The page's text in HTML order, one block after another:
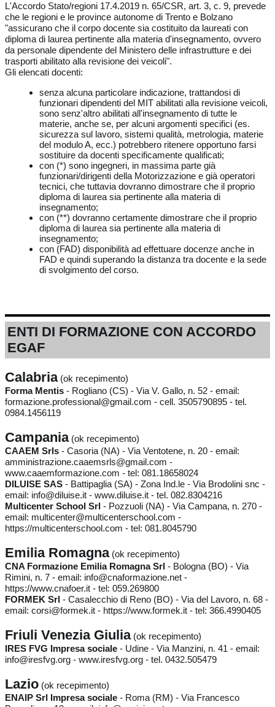
L'Accordo Stato/regioni 17.4.2019 n. 65/CSR, art. 3, c. 9, prevede
che le regioni e le province autonome di Trento e Bolzano
"assicurano che il corpo docente sia costituito da laureati con
diploma di laurea pertinente alla materia d'insegnamento, ovvero
da personale dipendente del Ministero delle infrastrutture e dei
trasporti abilitato alla revisione dei veicoli".
Gli elencati docenti:
senza alcuna particolare indicazione, trattandosi di
funzionari dipendenti del MIT abilitati alla revisione veicoli,
sono senz'altro abilitati all'insegnamento di tutte le
materie, anche se, per alcuni argomenti specifici (es.
sicurezza sul lavoro, sistemi qualità, metrologia, materie
del modulo A, ecc.) potrebbero ritenere opportuno farsi
sostituire da docenti specificamente qualificati;
con (*) sono ingegneri, in massima parte già
funzionari/dirigenti della Motorizzazione e già operatori
tecnici, che tuttavia dovranno dimostrare che il proprio
diploma di laurea sia pertinente alla materia di
insegnamento;
con (**) dovranno certamente dimostrare che il proprio
diploma di laurea sia pertinente alla materia di
insegnamento;
con (FAD) disponibilità ad effettuare docenze anche in
FAD e quindi superando la distanza tra docente e la sede
di svolgimento del corso.
ENTI DI FORMAZIONE CON ACCORDO
EGAF
Calabria(ok recepimento)
Forma Mentis - Rogliano (CS) - Via V. Gallo, n. 52 - email:
formazione.professional@gmail.com - cell. 3505790895 - tel.
0984.1456119
Campania(ok recepimento)
CAAEM Srls - Casoria (NA) - Via Ventotene, n. 20 - email:
amministrazione.caaemsrls@gmail.com -
www.caaemformazione.com - tel: 081.18658024
DILUISE SAS - Battipaglia (SA) - Zona Ind.le - Via Brodolini snc -
email: info@diluise.it - www.diluise.it - tel. 082.8304216
Multicenter School Srl - Pozzuoli (NA) - Via Campana, n. 270 -
email: multicenter@multicenterschool.com -
https://multicenterschool.com - tel: 081.8045790
Emilia Romagna(ok recepimento)
CNA Formazione Emilia Romagna Srl - Bologna (BO) - Via
Rimini, n. 7 - email: info@cnaformazione.net -
https://www.cnafoer.it - tel: 059.269800
FORMEK Srl - Casalecchio di Reno (BO) - Via del Lavoro, n. 68 -
email: corsi@formek.it - https://www.formek.it - tel: 366.4990405
Friuli Venezia Giulia(ok recepimento)
IRES FVG Impresa sociale - Udine - Via Manzini, n. 41 - email:
info@iresfvg.org - www.iresfvg.org - tel. 0432.505479
Lazio (ok recepimento)
ENAIP Srl Impresa sociale - Roma (RM) - Via Francesco